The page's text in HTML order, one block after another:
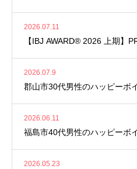
2026.07.11
【IBJ AWARD® 2026 上期】
2026.07.9
郡山市30代男性のハッピーボ
2026.06.11
福島市40代男性のハッピーボ
2026.05.23